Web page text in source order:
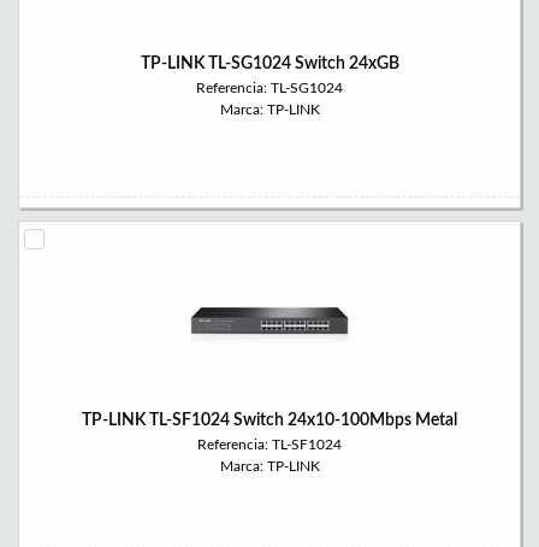
TP-LINK TL-SG1024 Switch 24xGB
Referencia: TL-SG1024
Marca: TP-LINK
TP-LINK TL-SF1024 Switch 24x10-100Mbps Metal
Referencia: TL-SF1024
Marca: TP-LINK